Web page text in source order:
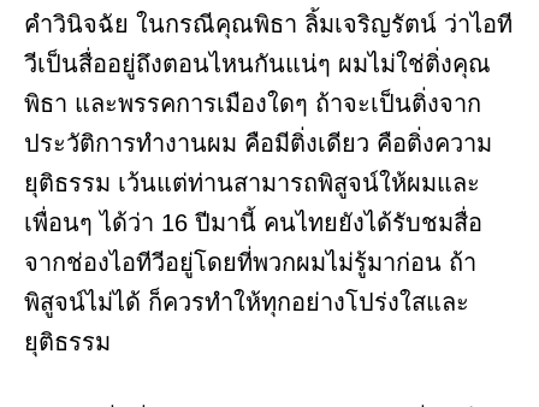
คำวินิจฉัย ในกรณีคุณพิธา ลิ้มเจริญรัตน์ ว่าไอที
วีเป็นสื่ออยู่ถึงตอนไหนกันแน่ๆ ผมไม่ใช่ติ่งคุณ
พิธา และพรรคการเมืองใดๆ ถ้าจะเป็นติ่งจาก
ประวัติการทำงานผม คือมีติ่งเดียว คือติ่งความ
ยุติธรรม เว้นแต่ท่านสามารถพิสูจน์ให้ผมและ
เพื่อนๆ ได้ว่า 16 ปีมานี้ คนไทยยังได้รับชมสื่อ
จากช่องไอทีวีอยู่โดยที่พวกผมไม่รู้มาก่อน ถ้า
พิสูจน์ไม่ได้ ก็ควรทำให้ทุกอย่างโปร่งใสและ
ยุติธรรม